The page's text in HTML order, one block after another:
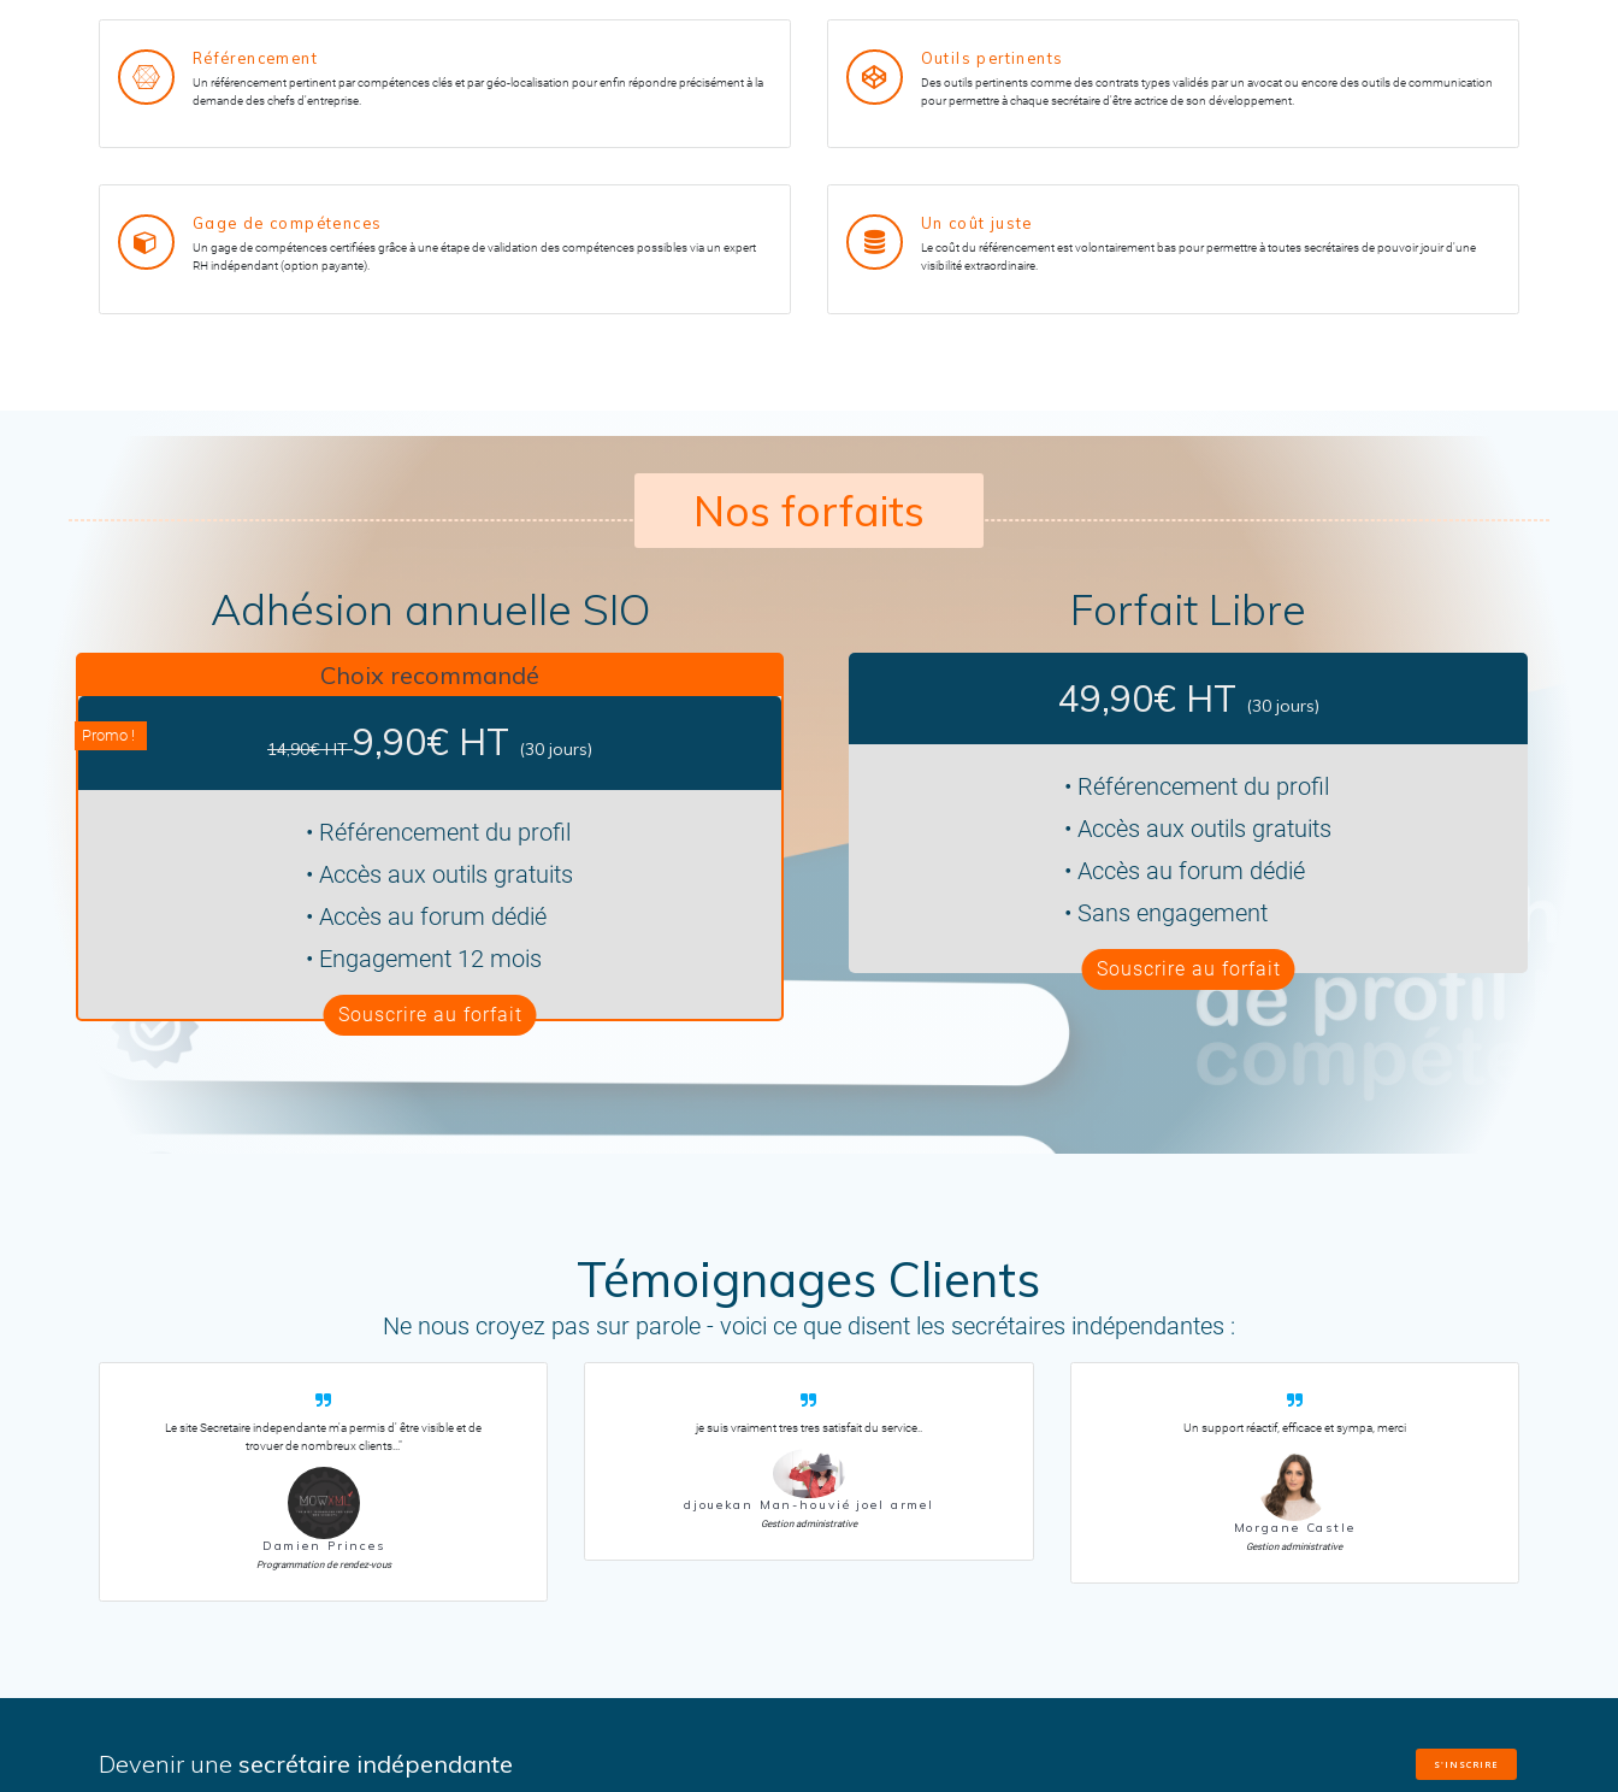
Référencement
Un référencement pertinent par compétences clés et par géo-localisation pour enfin répondre précisément à la
demande des chefs d'entreprise.
Outils pertinents
Des outils pertinents comme des contrats types validés par un avocat ou encore des outils de communication
pour permettre à chaque secrétaire d'être actrice de son développement.
Gage de compétences
Un gage de compétences certifiées grâce à une étape de validation des compétences possibles via un expert
RH indépendant (option payante).
Un coût juste
Le coût du référencement est volontairement bas pour permettre à toutes secrétaires de pouvoir jouir d'une
visibilité extraordinaire.
Nos forfaits
Adhésion annuelle SIO
Choix recommandé
14,90€ HT9,90€ HT (30 jours)
Promo !
• Référencement du profil
• Accès aux outils gratuits
• Accès au forum dédié
• Engagement 12 mois
Souscrire au forfait
Forfait Libre
49,90€ HT (30 jours)
• Référencement du profil
• Accès aux outils gratuits
• Accès au forum dédié
• Sans engagement
Souscrire au forfait
Témoignages Clients
Ne nous croyez pas sur parole - voici ce que disent les secrétaires indépendantes :
Le site Secretaire independante m'a permis d' être visible et de
trovuer de nombreux clients..."
Damien Princes
Programmation de rendez-vous
je suis vraiment tres tres satisfait du service..
djouekan Man-houvié joel armel
Gestion administrative
Un support réactif, efficace et sympa, merci
Morgane Castle
Gestion administrative
Devenir unesecrétaire indépendante S'INSCRIRE